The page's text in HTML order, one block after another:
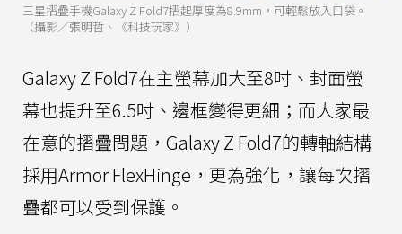
三星摺疊手機Galaxy Z Fold7摺起厚度為8.9mm，可輕鬆放入口袋。
（攝影／張明哲、《科技玩家》）
Galaxy Z Fold7在主螢幕加大至8吋、封面螢
幕也提升至6.5吋、邊框變得更細；而大家最
在意的摺疊問題，Galaxy Z Fold7的轉軸結構
採用Armor FlexHinge，更為強化，讓每次摺
疊都可以受到保護。